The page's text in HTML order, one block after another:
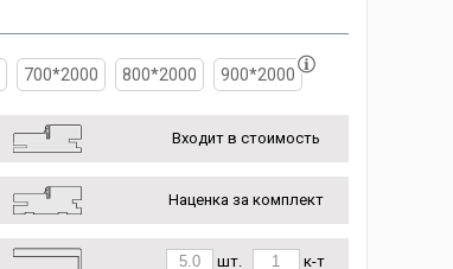
700*2000 800*2000 900*2000
Входит в стоимость
Наценка за комплект
шт. к-т